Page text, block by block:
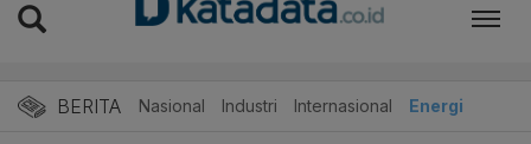
BERITA Nasional Industri Internasional Energi